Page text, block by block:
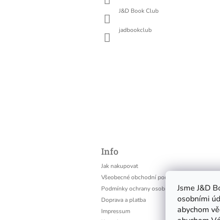
Jsme J&D
osobními
abychom
J&D Book Club
jadbookclub
Info
Jak nakupovat
Všeobecné obchodní podmínky, Reklamační
Podmínky ochrany osobních údajů
Doprava a platba
Impressum